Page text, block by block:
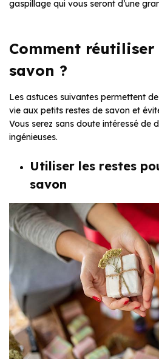
gaspillage qui vous seront d’une
Comment réutiliser
savon ?
Les astuces suivantes permettent
vie aux petits restes de savon et
Vous serez sans doute intéressé de
ingénieuses.
Utiliser les restes
savon